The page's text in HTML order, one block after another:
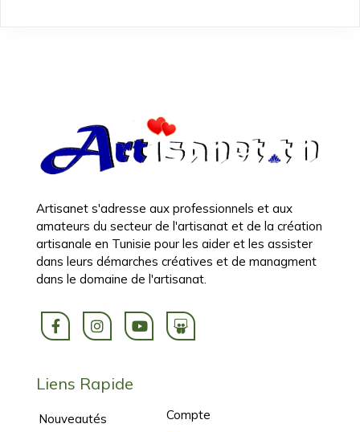
Artisanet s'adresse aux professionnels et aux
amateurs du secteur de l'artisanat et de la création
artisanale en Tunisie pour les aider et les assister
dans leurs démarches créatives et de managment
dans le domaine de l'artisanat.
Liens Rapide
Nouveautés
Compte